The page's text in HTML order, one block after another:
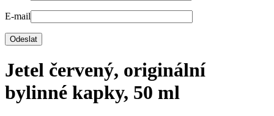
E-mail
Jetel červený, originální
bylinné kapky, 50 ml